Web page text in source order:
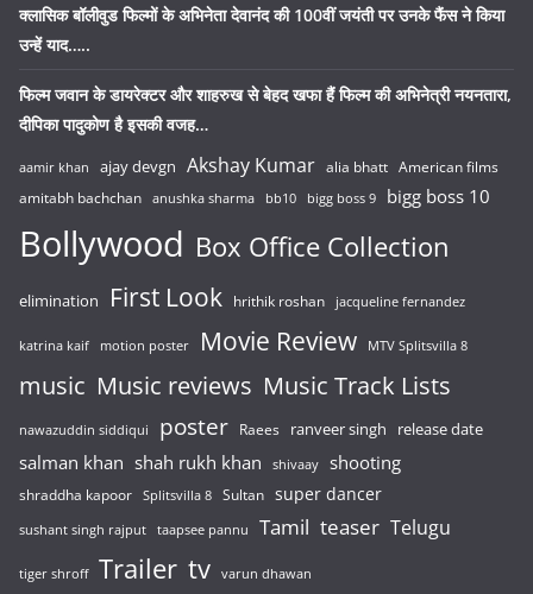
क्लासिक बॉलीवुड फिल्मों के अभिनेता देवानंद की 100वीं जयंती पर उनके फैंस ने किया
उन्हें याद…..
फिल्म जवान के डायरेक्टर और शाहरुख से बेहद खफा हैं फिल्म की अभिनेत्री नयनतारा,
दीपिका पादुकोण है इसकी वजह…
aamir khan ajay devgn Akshay Kumar alia bhatt American films
amitabh bachchan anushka sharma bb10 bigg boss 9 bigg boss 10
Bollywood Box Office Collection
elimination First Look hrithik roshan jacqueline fernandez
katrina kaif motion poster Movie Review MTV Splitsvilla 8
music Music reviews Music Track Lists
nawazuddin siddiqui poster Raees ranveer singh release date
salman khan shah rukh khan shivaay shooting
shraddha kapoor Splitsvilla 8 Sultan super dancer
sushant singh rajput taapsee pannu Tamil teaser Telugu
tiger shroff Trailer tv varun dhawan